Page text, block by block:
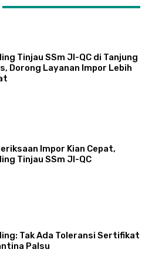
Tinjau SSm JI-QC di Tanjung
Dorong Layanan Impor Lebih
Impor Kian Cepat,
Tinjau SSm JI-QC
Tak Ada Toleransi Sertifikat
Palsu